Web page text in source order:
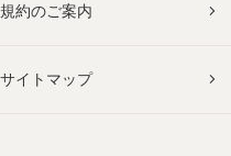
規約のご案内
サイトマップ